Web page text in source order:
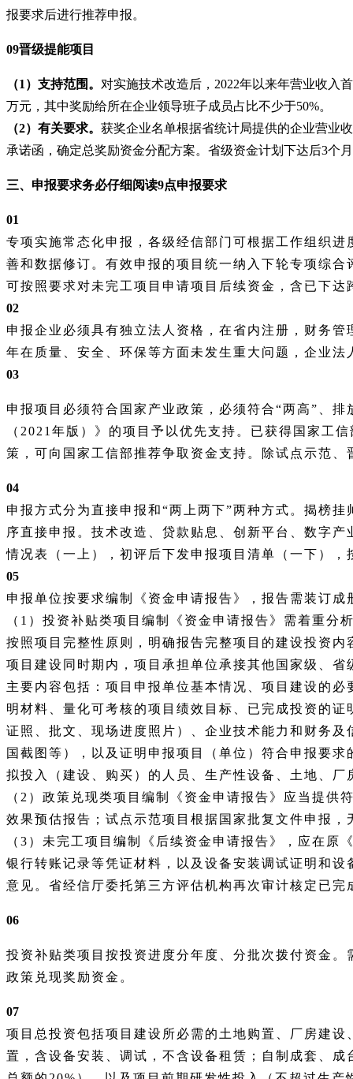
报要求后进行推荐申报。
09晋级提能项目
（1）支持范围。 对实施技术改造后， 2022年以来年营业收入
万元，其中奖励给所在企业领导班子成员占比不少于50%。
（2）有关要求。 获奖企业名单根据省统计局提供的企业营业
承诺函，确定总奖励资金分配方案。省级资金计划下达后3个
三、申报要求务必仔细阅读9点申报要求
01
专项实施常态化申报，各级经信部门可根据工作组织
善和数据修订。有效申报的项目统一纳入下轮专项综
可按照要求对未完工项目申请项目后续资金，含已下
02
申报企业必须具有独立法人资格，在省内注册，财务管
年在质量、安全、环保等方面未发生重大问题，企业
03
申报项目必须符合国家产业政策，必须符合“两高”、排
（2021年版）》的项目予以优先支持。已获得国家工
策，可向国家工信部推荐争取资金支持。除试点示范
04
申报方式分为直接申报和“两上两下”两种方式。揭榜
序直接申报。技术改造、贷款贴息、创新平台、数字
情况表（一上），初评后下发申报项目清单（一下）
05
申报单位按要求编制《资金申请报告》，报告需装订
（ 1）投资补贴类项目编制《资金申请报告》需着重分
按照项目完整性原则，明确报告完整项目的建设投资
项目建设同时期内，项目承担单位承接其他国家级、
主要内容包括：项目申报单位基本情况、项目建设的
明材料、量化可考核的项目绩效目标、已完成投资的
证照、批文、现场进度照片）、企业技术能力和财务
国截图等），以及证明申报项目（单位）符合申报要
拟投入（建设、购买）的人员、生产性设备、土地、
（ 2）政策兑现类项目编制《资金申请报告》应当提供
效果预估报告；试点示范项目根据国家批复文件申报
（ 3）未完工项目编制《后续资金申请报告》，应在原
银行转账记录等凭证材料，以及设备安装调试证明和
意见。省经信厅委托第三方评估机构再次审计核定已
06
投资补贴类项目按投资进度分年度、分批次拨付资金
政策兑现奖励资金。
07
项目总投资包括项目建设所必需的土地购置、厂房建
置，含设备安装、调试，不含设备租赁；自制成套、